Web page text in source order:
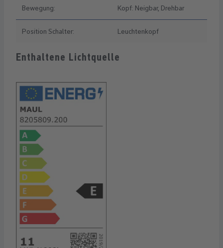
Bewegung: Kopf: Neigbar, Drehbar
Position Schalter: Leuchtenkopf
Enthaltene Lichtquelle